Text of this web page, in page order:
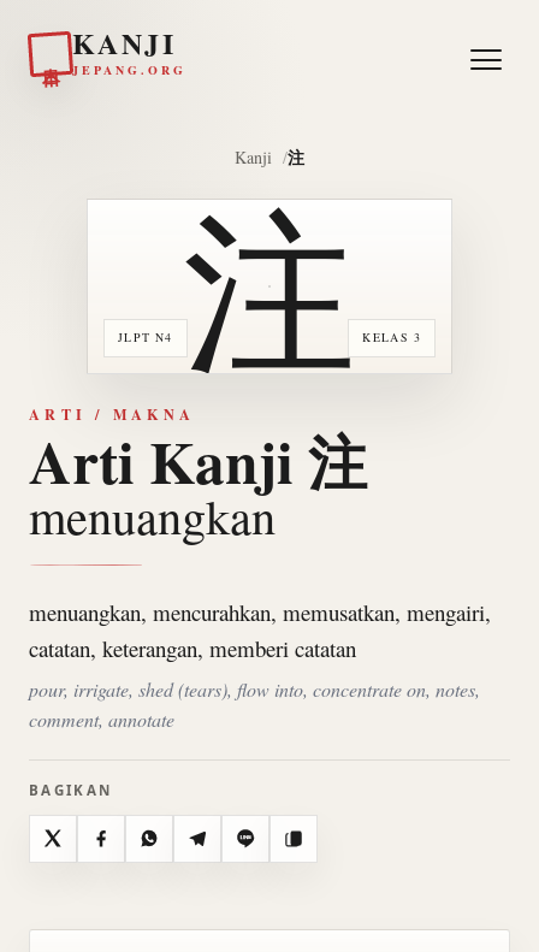
KANJI
JEPANG.ORG
Kanji 注
JLPT N4 KELAS 3
注
ARTI / MAKNA
Arti Kanji 注
menuangkan
menuangkan, mencurahkan, memusatkan, mengairi,
catatan, keterangan, memberi catatan
pour, irrigate, shed (tears), flow into, concentrate on, notes,
comment, annotate
BAGIKAN
X FacebookWhatsAppTelegramLine Salin